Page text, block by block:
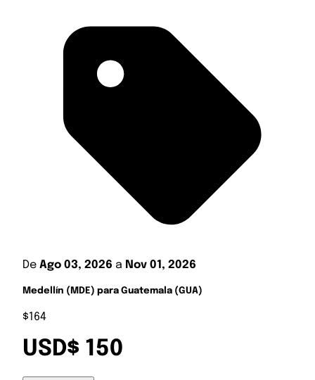
De Ago 03, 2026 a Nov 01, 2026
Medellín (MDE) para Guatemala (GUA)
$164
USD$ 150